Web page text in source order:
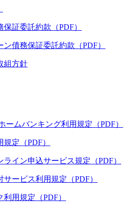
保証委託約款（PDF）
ン債務保証委託約款（PDF）
組方針
ームバンキング利用規定（PDF）
定（PDF）
ライン申込サービス規定（PDF）
ービス利用規定（PDF）
用規定（PDF）